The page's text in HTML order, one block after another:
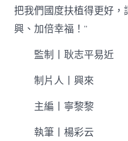
把我們國度扶植得更好
興、加倍幸福！”
監制丨耿志平易近
制片人丨興來
主編丨寧黎黎
執筆丨楊彩云